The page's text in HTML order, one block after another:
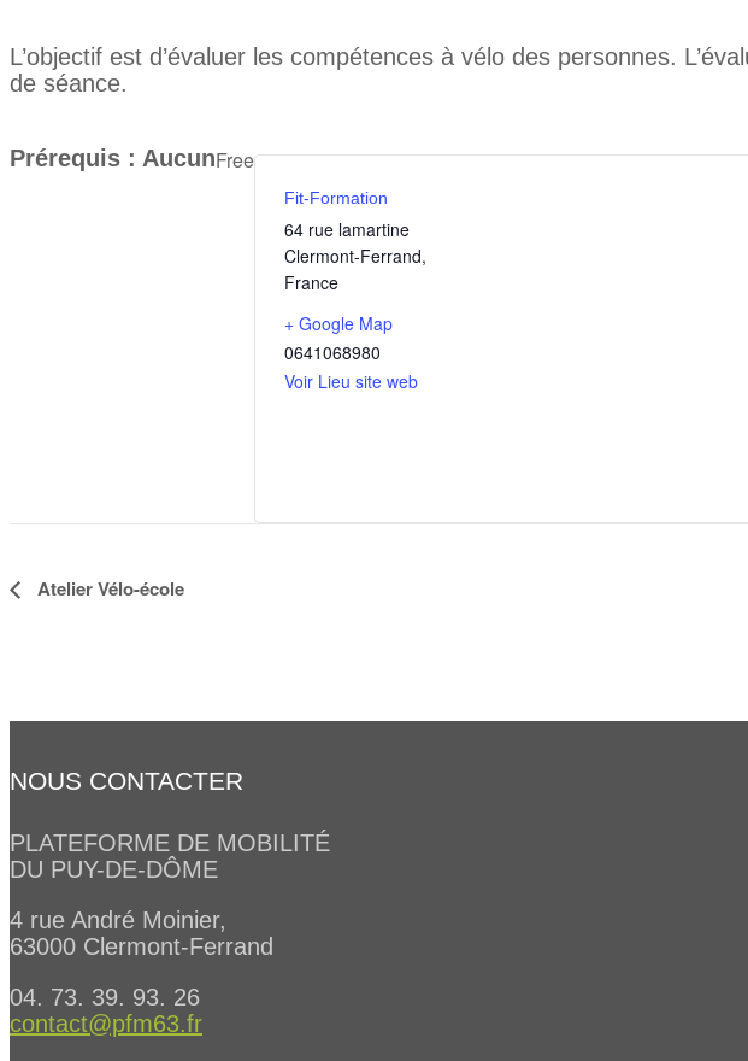
L’objectif est d’évaluer les compétences à vélo des personnes.
de séance.
Prérequis : AucunFree
Fit-Formation
64 rue lamartine
Clermont-Ferrand,
France
+ Google Map
0641068980
Voir Lieu site web
Navigation
Atelier Vélo-école
NOUS CONTACTER
PLATEFORME DE MOBILITÉ
DU PUY-DE-DÔME
4 rue André Moinier,
63000 Clermont-Ferrand
04. 73. 39. 93. 26
contact@pfm63.fr